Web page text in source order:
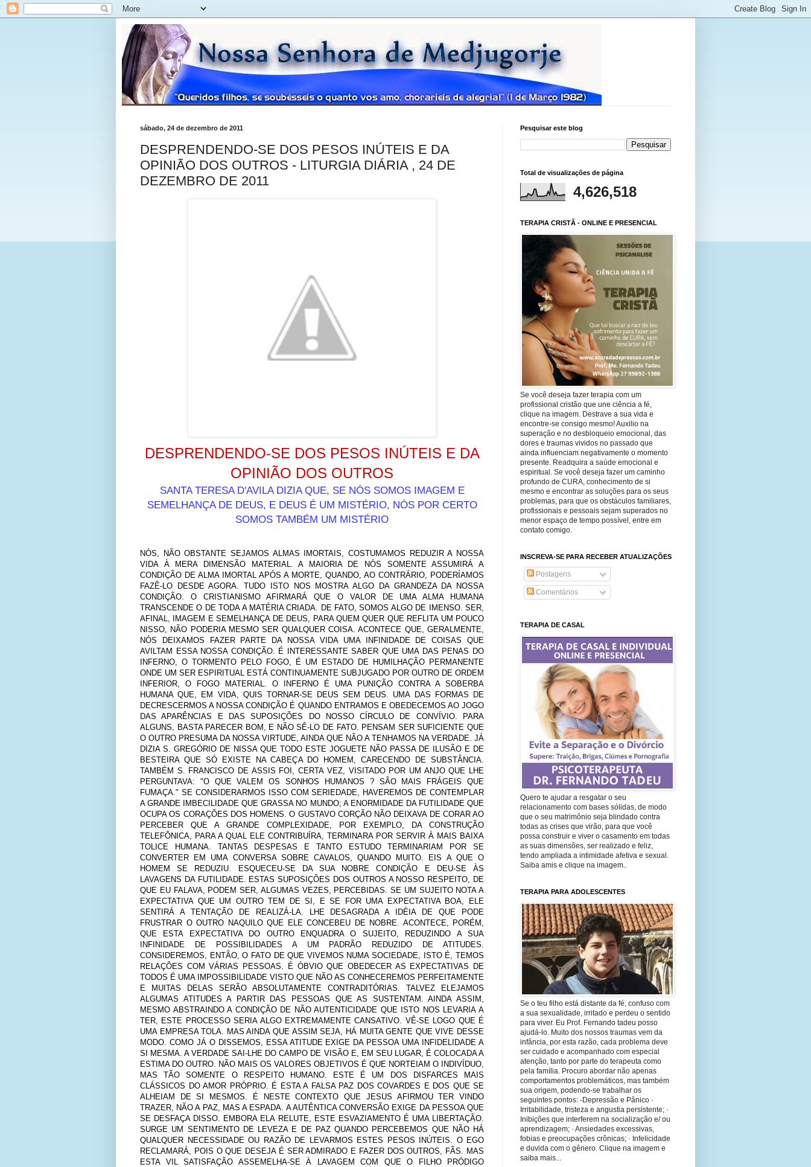
sábado, 24 de dezembro de 2011
DESPRENDENDO-SE DOS PESOS INÚTEIS E DA
OPINIÃO DOS OUTROS - LITURGIA DIÁRIA , 24 DE
DEZEMBRO DE 2011
DESPRENDENDO-SE DOS PESOS INÚTEIS E DA
OPINIÃO DOS OUTROS
SANTA TERESA D'AVILA DIZIA QUE, SE NÓS SOMOS IMAGEM E
SEMELHANÇA DE DEUS, E DEUS É UM MISTÉRIO, NÓS POR CERTO
SOMOS TAMBÉM UM MISTÉRIO
NÓS, NÃO OBSTANTE SEJAMOS ALMAS IMORTAIS, COSTUMAMOS REDUZIR A NOSSA
VIDA À MERA DIMENSÃO MATERIAL. A MAIORIA DE NÓS SOMENTE ASSUMIRÁ A
CONDIÇÃO DE ALMA IMORTAL APÓS A MORTE, QUANDO, AO CONTRÁRIO, PODERÍAMOS
FAZÊ-LO DESDE AGORA. TUDO ISTO NOS MOSTRA ALGO DA GRANDEZA DA NOSSA
CONDIÇÃO. O CRISTIANISMO AFIRMARÁ QUE O VALOR DE UMA ALMA HUMANA
TRANSCENDE O DE TODA A MATÉRIA CRIADA. DE FATO, SOMOS ALGO DE IMENSO. SER,
AFINAL, IMAGEM E SEMELHANÇA DE DEUS, PARA QUEM QUER QUE REFLITA UM POUCO
NISSO, NÃO PODERIA MESMO SER QUALQUER COISA. ACONTECE QUE, GERALMENTE,
NÓS DEIXAMOS FAZER PARTE DA NOSSA VIDA UMA INFINIDADE DE COISAS QUE
AVILTAM ESSA NOSSA CONDIÇÃO. É INTERESSANTE SABER QUE UMA DAS PENAS DO
INFERNO, O TORMENTO PELO FOGO, É UM ESTADO DE HUMILHAÇÃO PERMANENTE
ONDE UM SER ESPIRITUAL ESTÁ CONTINUAMENTE SUBJUGADO POR OUTRO DE ORDEM
INFERIOR, O FOGO MATERIAL. O INFERNO É UMA PUNIÇÃO CONTRA A SOBERBA
HUMANA QUE, EM VIDA, QUIS TORNAR-SE DEUS SEM DEUS. UMA DAS FORMAS DE
DECRESCERMOS A NOSSA CONDIÇÃO É QUANDO ENTRAMOS E OBEDECEMOS AO JOGO
DAS APARÊNCIAS E DAS SUPOSIÇÕES DO NOSSO CÍRCULO DE CONVÍVIO. PARA
ALGUNS, BASTA PARECER BOM, E NÃO SÊ-LO DE FATO. PENSAM SER SUFICIENTE QUE
O OUTRO PRESUMA DA NOSSA VIRTUDE, AINDA QUE NÃO A TENHAMOS NA VERDADE. JÁ
DIZIA S. GREGÓRIO DE NISSA QUE TODO ESTE JOGUETE NÃO PASSA DE ILUSÃO E DE
BESTEIRA QUE SÓ EXISTE NA CABEÇA DO HOMEM, CARECENDO DE SUBSTÂNCIA.
TAMBÉM S. FRANCISCO DE ASSIS FOI, CERTA VEZ, VISITADO POR UM ANJO QUE LHE
PERGUNTAVA: "O QUE VALEM OS SONHOS HUMANOS ? SÃO MAIS FRÁGEIS QUE
FUMAÇA." SE CONSIDERARMOS ISSO COM SERIEDADE, HAVEREMOS DE CONTEMPLAR
A GRANDE IMBECILIDADE QUE GRASSA NO MUNDO; A ENORMIDADE DA FUTILIDADE QUE
OCUPA OS CORAÇÕES DOS HOMENS. O GUSTAVO CORÇÃO NÃO DEIXAVA DE CORAR AO
PERCEBER QUE A GRANDE COMPLEXIDADE, POR EXEMPLO, DA CONSTRUÇÃO
TELEFÔNICA, PARA A QUAL ELE CONTRIBUÍRA, TERMINARA POR SERVIR À MAIS BAIXA
TOLICE HUMANA. TANTAS DESPESAS E TANTO ESTUDO TERMINARIAM POR SE
CONVERTER EM UMA CONVERSA SOBRE CAVALOS, QUANDO MUITO. EIS A QUE O
HOMEM SE REDUZIU. ESQUECEU-SE DA SUA NOBRE CONDIÇÃO E DEU-SE ÀS
LAVAGENS DA FUTILIDADE. ESTAS SUPOSIÇÕES DOS OUTROS A NOSSO RESPEITO, DE
QUE EU FALAVA, PODEM SER, ALGUMAS VEZES, PERCEBIDAS. SE UM SUJEITO NOTA A
EXPECTATIVA QUE UM OUTRO TEM DE SI, E SE FOR UMA EXPECTATIVA BOA, ELE
SENTIRÁ A TENTAÇÃO DE REALIZÁ-LA. LHE DESAGRADA A IDÉIA DE QUE PODE
FRUSTRAR O OUTRO NAQUILO QUE ELE CONCEBEU DE NOBRE. ACONTECE, PORÉM,
QUE ESTA EXPECTATIVA DO OUTRO ENQUADRA O SUJEITO, REDUZINDO A SUA
INFINIDADE DE POSSIBILIDADES A UM PADRÃO REDUZIDO DE ATITUDES.
CONSIDEREMOS, ENTÃO, O FATO DE QUE VIVEMOS NUMA SOCIEDADE, ISTO É, TEMOS
RELAÇÕES COM VÁRIAS PESSOAS. É ÓBVIO QUE OBEDECER AS EXPECTATIVAS DE
TODOS É UMA IMPOSSIBILIDADE VISTO QUE NÃO AS CONHECEREMOS PERFEITAMENTE
E MUITAS DELAS SERÃO ABSOLUTAMENTE CONTRADITÓRIAS. TALVEZ ELEJAMOS
ALGUMAS ATITUDES A PARTIR DAS PESSOAS QUE AS SUSTENTAM. AINDA ASSIM,
MESMO ABSTRAINDO A CONDIÇÃO DE NÃO AUTENTICIDADE QUE ISTO NOS LEVARIA A
TER, ESTE PROCESSO SERIA ALGO EXTREMAMENTE CANSATIVO. VÊ-SE LOGO QUE É
UMA EMPRESA TOLA. MAS AINDA QUE ASSIM SEJA, HÁ MUITA GENTE QUE VIVE DESSE
MODO. COMO JÁ O DISSEMOS, ESSA ATITUDE EXIGE DA PESSOA UMA INFIDELIDADE A
SI MESMA. A VERDADE SAI-LHE DO CAMPO DE VISÃO E, EM SEU LUGAR, É COLOCADA A
ESTIMA DO OUTRO. NÃO MAIS OS VALORES OBJETIVOS É QUE NORTEIAM O INDIVÍDUO,
MAS TÃO SOMENTE O RESPEITO HUMANO. ESTE É UM DOS DISFARCES MAIS
CLÁSSICOS DO AMOR PRÓPRIO. É ESTA A FALSA PAZ DOS COVARDES E DOS QUE SE
ALHEIAM DE SI MESMOS. É NESTE CONTEXTO QUE JESUS AFIRMOU TER VINDO
TRAZER, NÃO A PAZ, MAS A ESPADA. A AUTÊNTICA CONVERSÃO EXIGE DA PESSOA QUE
SE DESFAÇA DISSO. EMBORA ELA RELUTE, ESTE ESVAZIAMENTO É UMA LIBERTAÇÃO.
SURGE UM SENTIMENTO DE LEVEZA E DE PAZ QUANDO PERCEBEMOS QUE NÃO HÁ
QUALQUER NECESSIDADE OU RAZÃO DE LEVARMOS ESTES PESOS INÚTEIS. O EGO
RECLAMARÁ, POIS O QUE DESEJA É SER ADMIRADO E FAZER DOS OUTROS, FÃS. MAS
ESTA VIL SATISFAÇÃO ASSEMELHA-SE À LAVAGEM COM QUE O FILHO PRÓDIGO
Pesquisar este blog
Total de visualizações de página
4,626,518
TERAPIA CRISTÃ - ONLINE E PRESENCIAL
Se você deseja fazer terapia com um
profissional cristão que une ciência a fé,
clique na imagem. Destrave a sua vida e
encontre-se consigo mesmo! Auxilio na
superação e no desbloqueio emocional, das
dores e traumas vividos no passado que
ainda influenciam negativamente o momento
presente. Readquira a saúde emocional e
espiritual. Se você deseja fazer um caminho
profundo de CURA, conhecimento de si
mesmo e encontrar as soluções para os seus
problemas, para que os obstáculos familiares,
profissionais e pessoais sejam superados no
menor espaço de tempo possível, entre em
contato comigo.
INSCREVA-SE PARA RECEBER ATUALIZAÇÕES
Postagens
Comentários
TERAPIA DE CASAL
Quero te ajudar a resgatar o seu
relacionamento com bases sólidas, de modo
que o seu matrimônio seja blindado contra
todas as crises que virão, para que você
possa construir e viver o casamento em todas
as suas dimensões, ser realizado e feliz,
tendo ampliada a intimidade afetiva e sexual.
Saiba amis e clique na imagem..
TERAPIA PARA ADOLESCENTES
Se o teu filho está distante da fé, confuso com
a sua sexualidade, irritado e perdeu o sentido
para viver. Eu Prof. Fernando tadeu posso
ajudá-lo. Muito dos nossos traumas vem da
infância, por esta razão, cada problema deve
ser cuidado e acompanhado com especial
atenção, tanto por parte do terapeuta como
pela família. Procuro abordar não apenas
comportamentos problemáticos, mas também
sua origem, podendo-se trabalhar os
seguintes pontos: -Depressão e Pânico ·
Irritabilidade, tristeza e angustia persistente; ·
Inibições que interferem na socialização e/ ou
aprendizagem; · Ansiedades excessivas,
fobias e preocupações crônicas; · Infelicidade
e duvida com o gênero. Clique na imagem e
saiba mais...